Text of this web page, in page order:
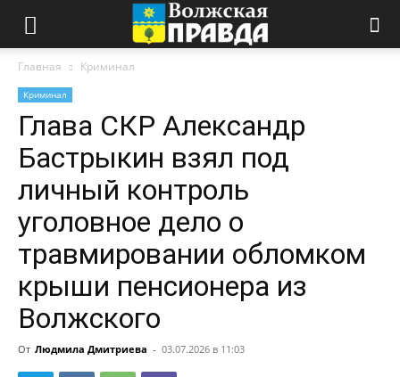
Главная Криминал
Криминал
Глава СКР Александр
Бастрыкин взял под
личный контроль
уголовное дело о
травмировании обломком
крыши пенсионера из
Волжского
От Людмила Дмитриева - 03.07.2026 в 11:03